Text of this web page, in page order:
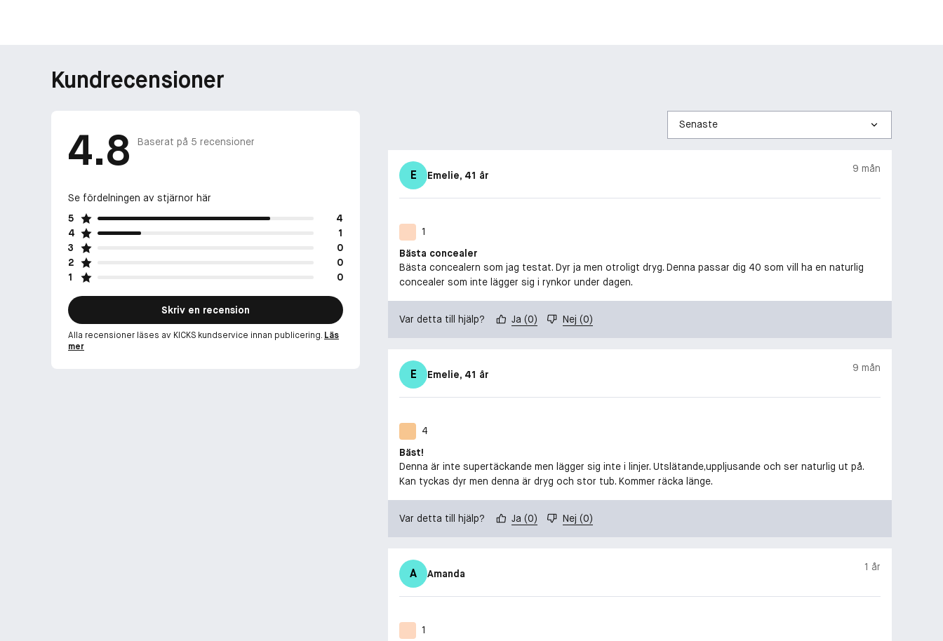
Kundrecensioner
4.8 Baserat på 5 recensioner
Se fördelningen av stjärnor här
5
4
4
1
3
0
2
0
1
0
Skriv en recension
Alla recensioner läses av KICKS kundservice innan publicering. Läs
mer
Sortera
efter
E Emelie, 41 år
9 mån
1
Bästa concealer
Bästa concealern som jag testat. Dyr ja men otroligt dryg. Denna passar dig 40 som vill ha en naturlig
concealer som inte lägger sig i rynkor under dagen.
Var detta till hjälp? Ja (0) Nej (0)
E Emelie, 41 år
9 mån
4
Bäst!
Denna är inte supertäckande men lägger sig inte i linjer. Utslätande,uppljusande och ser naturlig ut på.
Kan tyckas dyr men denna är dryg och stor tub. Kommer räcka länge.
Var detta till hjälp? Ja (0) Nej (0)
A Amanda
1 år
1